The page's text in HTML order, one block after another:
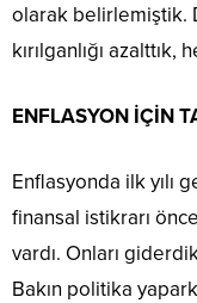
olarak belirlemiştik.
kırılganlığı azalttık,
ENFLASYON İÇİN
Enflasyonda ilk yılı
finansal istikrarı
vardı. Onları
Bakın politika